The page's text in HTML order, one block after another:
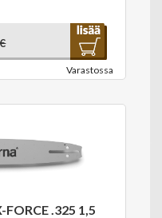
Varastossa
FORCE .325 1,5